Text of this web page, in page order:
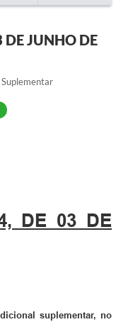
DE JUNHO DE
DE 03 DE
suplementar, no